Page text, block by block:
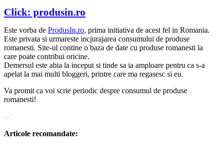
Click: produsin.ro
Este vorba de ProdusIn.ro, prima initiativa de acest fel in Romania.
Este privata si urmareste incjurajarea consumului de produse
romanesti. Site-ul contine o baza de date cu produse romanesti la
care poate contribui oricine.
Demersul este abia la inceput si tinde sa ia amploare pentru ca s-a
apelat la mai multi bloggeri, printre care ma regasesc si eu.
Va promit ca voi scrie periodic despre consumul de produse
romanesti!
Articole recomandate: